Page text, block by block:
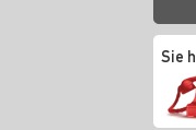
Sie